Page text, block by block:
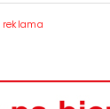
reklama